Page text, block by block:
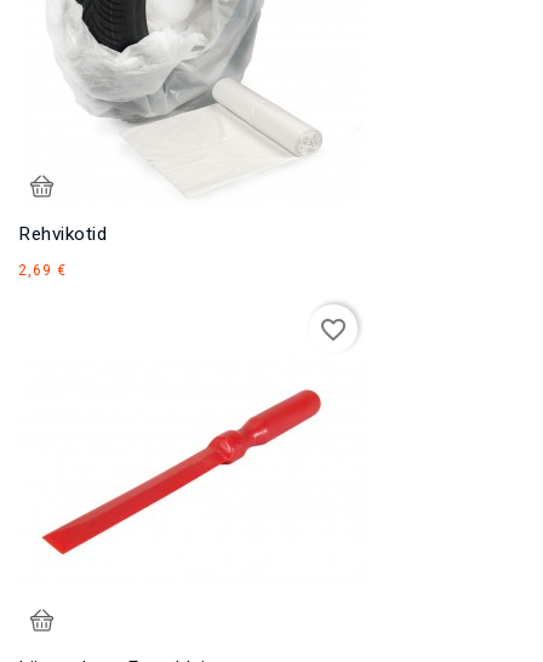
Rehvikotid
2,69 €
favorite_border